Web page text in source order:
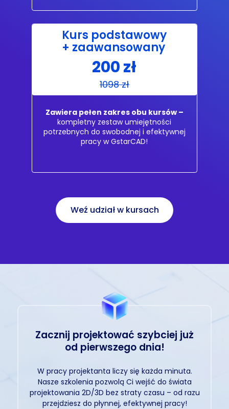
Kurs podstawowy
+ zaawansowany
200 zł
1098 zł
Zawiera pełen zakres obu kursów –
kompletny zestaw umiejętności
potrzebnych do swobodnej i efektywnej
pracy w GstarCAD!
Weź udział w kursach
Zacznij projektować szybciej już
od pierwszego dnia!
W pracy projektanta liczy się każda minuta.
Nasze szkolenia pozwolą Ci wejść do świata
projektowania 2D/3D bez straty czasu – od razu
przejdziesz do płynnej, efektywnej pracy!